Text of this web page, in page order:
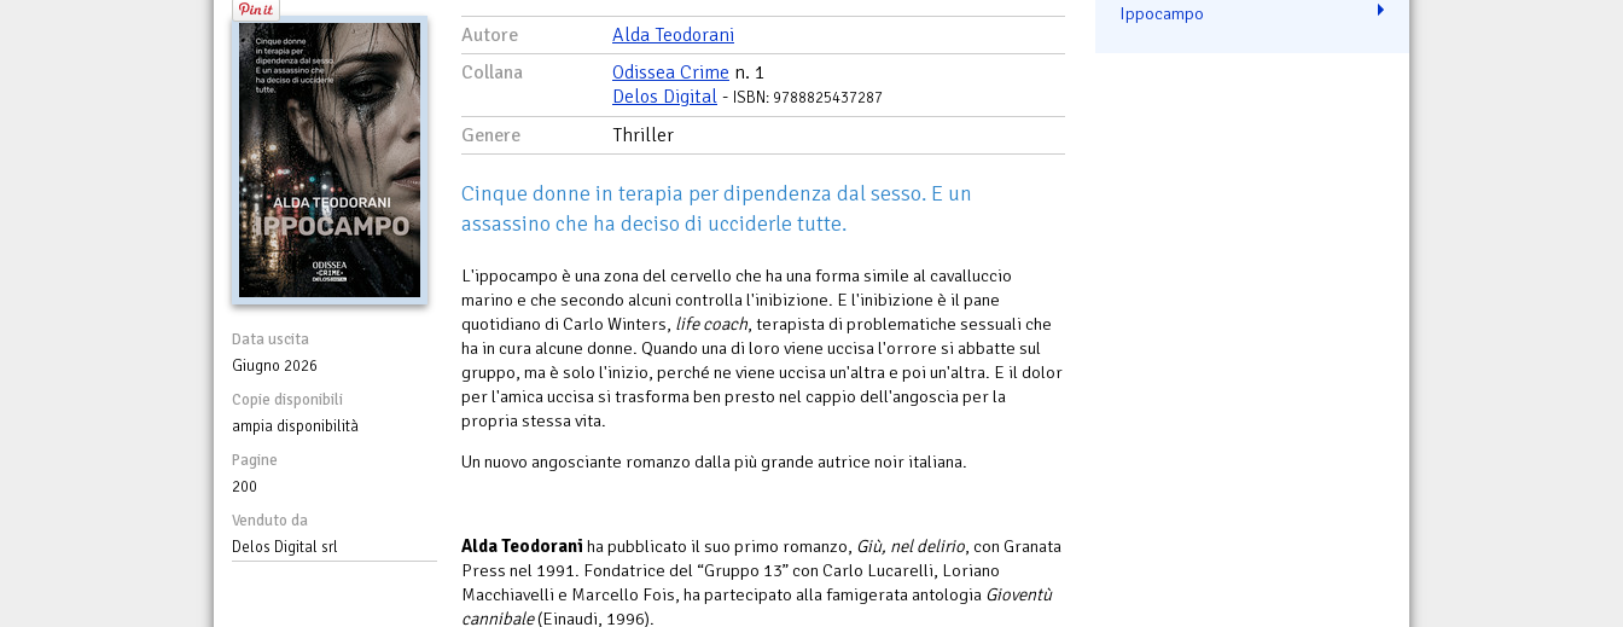
Data uscita
Giugno 2026
Copie disponibili
ampia disponibilità
Pagine
200
Venduto da
Delos Digital srl
Autore
Alda Teodorani
Collana
Odissea Crime n. 1
Delos Digital - ISBN: 9788825437287
Genere Thriller
Cinque donne in terapia per dipendenza dal sesso. E un
assassino che ha deciso di ucciderle tutte.
L'ippocampo è una zona del cervello che ha una forma simile al cavalluccio
marino e che secondo alcuni controlla l'inibizione. E l'inibizione è il pane
quotidiano di Carlo Winters, life coach, terapista di problematiche sessuali che
ha in cura alcune donne. Quando una di loro viene uccisa l'orrore si abbatte sul
gruppo, ma è solo l'inizio, perché ne viene uccisa un'altra e poi un'altra. E il dolor
per l'amica uccisa si trasforma ben presto nel cappio dell'angoscia per la
propria stessa vita.
Un nuovo angosciante romanzo dalla più grande autrice noir italiana.
Alda Teodorani ha pubblicato il suo primo romanzo, Giù, nel delirio, con Granata
Press nel 1991. Fondatrice del “Gruppo 13” con Carlo Lucarelli, Loriano
Macchiavelli e Marcello Fois, ha partecipato alla famigerata antologia Gioventù
cannibale(Einaudi, 1996).
Ippocampo